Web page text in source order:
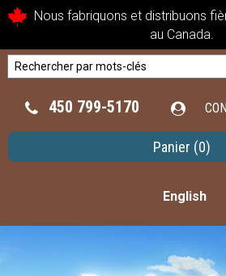
Nous fabriquons et distribuons
au Canada.
450 799-5170
Panier (0)
English